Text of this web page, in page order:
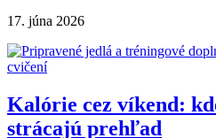
17. júna 2026
Kalórie cez víkend:
strácajú prehľad